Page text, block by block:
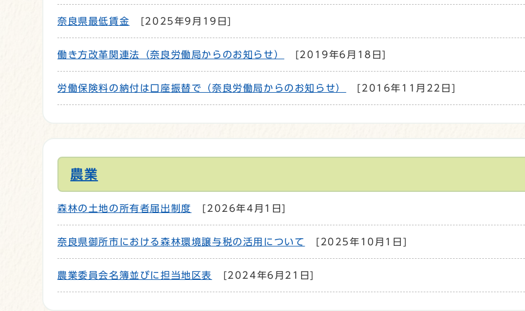
奈良県最低賃金 [2025年9月19日]
働き方改革関連法（奈良労働局からのお知らせ） [2019年6月18日]
労働保険料の納付は口座振替で（奈良労働局からのお知らせ） [2016年11月22日]
農業
森林の土地の所有者届出制度 [2026年4月1日]
奈良県御所市における森林環境譲与税の活用について [2025年10月1日]
農業委員会名簿並びに担当地区表 [2024年6月21日]